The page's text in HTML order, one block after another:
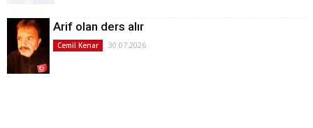
Arif olan ders alır
Cemil Kenar 30.07.2026